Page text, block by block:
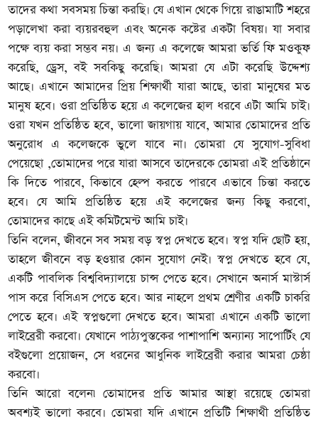
তাদের কথা সবসময় চিন্তা করছি। যে এখান থেকে গিয়ে রাঙামাটি শহরে
পড়ালেখা করা ব্যয়রবহুল এবং অনেক কষ্টের একটা বিষয়। যা সবার
পক্ষে ব্যয় করা সম্ভব নয়। এ জন্য এ কলেজে আমরা ভর্তি ফি মওকুফ
করেছি, ড্রেস, বই সবকিছু করেছি। আমরা যে এটা করেছি উদ্দেশ্য
আছে। এখানে আমাদের প্রিয় শিক্ষার্থী যারা আছে, তারা মানুষের মত
মানুষ হবে। ওরা প্রতিষ্ঠিত হয়ে এ কলেজের হাল ধরবে এটা আমি চাই।
ওরা যখন প্রতিষ্ঠিত হবে, ভালো জায়গায় যাবে, আমার তোমাদের প্রতি
অনুরোধ এ কলেজকে ভুলে যাবে না। তোমরা যে সুযোগ-সুবিধা
পেয়েছো ,তোমাদের পরে যারা আসবে তাদেরকে তোমরা এই প্রতিষ্ঠানে
কি দিতে পারবে, কিভাবে হেল্প করতে পারবে এভাবে চিন্তা করতে
হবে। যে আমি প্রতিষ্ঠিত হয়ে এই কলেজের জন্য কিছু করবো,
তোমাদের কাছে এই কমিটমেন্ট আমি চাই।
তিনি বলেন, জীবনে সব সময় বড় স্বপ্ন দেখতে হবে। স্বপ্ন যদি ছোট হয়,
তাহলে জীবনে বড় হওয়ার কোন সুযোগ নেই। স্বপ্ন দেখতে হবে যে,
একটি পাবলিক বিশ্ববিদ্যালয়ে চান্স পেতে হবে। সেখানে অনার্স মাস্টার্স
পাস করে বিসিএস পেতে হবে। আর নাহলে প্রথম শ্রেণীর একটি চাকরি
পেতে হবে। এই স্বপ্নগুলো দেখতে হবে। আমরা এখানে একটি ভালো
লাইব্রেরী করবো। যেখানে পাঠ্যপুস্তকের পাশাপাশি অন্যান্য সাপোর্টিং যে
বইগুলো প্রয়োজন, সে ধরনের আধুনিক লাইব্রেরী করার আমরা চেষ্ঠা
করবো।
তিনি আরো বলেন৷ তোমাদের প্রতি আমার আস্থা রয়েছে তোমরা
অবশ্যই ভালো করবে। তোমরা যদি এখানে প্রতিটি শিক্ষাথী প্রতিষ্ঠিত